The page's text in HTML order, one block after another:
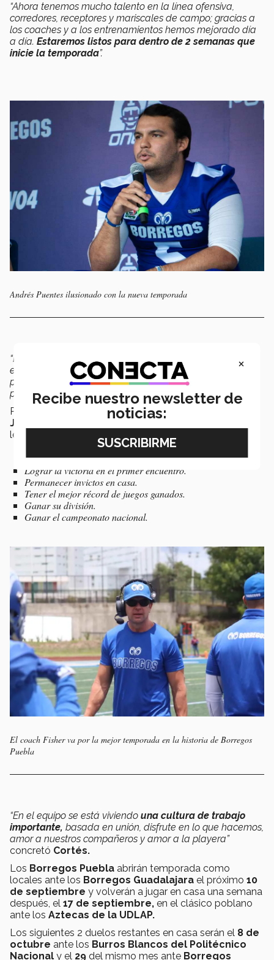
“Ahora tenemos mucho talento en la línea ofensiva,
corredores, receptores y mariscales de campo; gracias a
los coaches y a los entrenamientos hemos mejorado día
a día. Estaremos listos para dentro de 2 semanas que
inicie la temporada”.
Andrés Puentes ilusionado con la nueva temporada
“Esperen mucho del equipo y de mí,
estamos conscientes de que queremos ser campeones,
pero cumpliendo objetivos día a día enfocados en el
presente”.
Por otra parte, y de acuerdo con lo expresado por
Joseph Cortés,
los
Lograr la victoria en el primer encuentro.
Permanecer invictos en casa.
Tener el mejor récord de juegos ganados.
Ganar su división.
Ganar el campeonato nacional.
El coach Fisher va por la mejor temporada en la historia de Borregos
Puebla
“En el equipo se está viviendo una cultura de trabajo
importante, basada en unión, disfrute en lo que hacemos,
amor a nuestros compañeros y amor a la playera”
concretó Cortés.
Los Borregos Puebla abrirán temporada como
locales ante los Borregos Guadalajara el próximo 10
de septiembre y volverán a jugar en casa una semana
después, el 17 de septiembre, en el clásico poblano
ante los Aztecas de la UDLAP.
Los siguientes 2 duelos restantes en casa serán el 8 de
octubre ante los Burros Blancos del Politécnico
Nacional y el 29 del mismo mes ante Borregos
×
Recibe nuestro newsletter de
noticias: